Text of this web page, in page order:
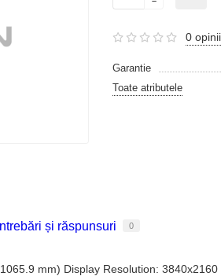
0 opinii
Garantie
Toate atributele
și răspunsuri 0
mm) Display Resolution: